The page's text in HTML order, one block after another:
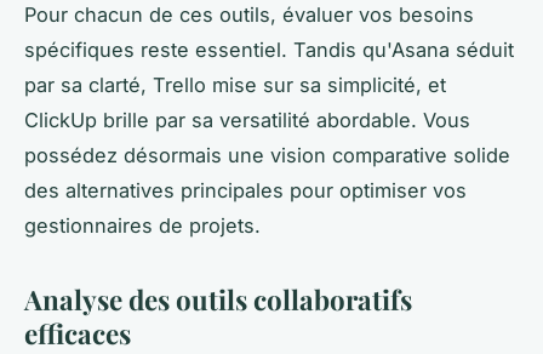
Pour chacun de ces outils, évaluer vos besoins
spécifiques reste essentiel. Tandis qu'Asana séduit
par sa clarté, Trello mise sur sa simplicité, et
ClickUp brille par sa versatilité abordable. Vous
possédez désormais une vision comparative solide
des alternatives principales pour optimiser vos
gestionnaires de projets.
Analyse des outils collaboratifs
efficaces